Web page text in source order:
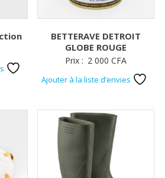
BETTERAVE DETROIT
GLOBE ROUGE
Prix : 2 000CFA
Ajouter à la liste d’envies